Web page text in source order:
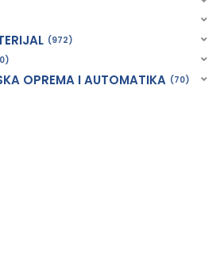
972
0
OPREMA I AUTOMATIKA 70